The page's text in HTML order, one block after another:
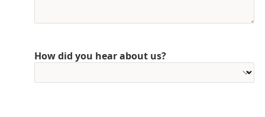
How did you hear about us?